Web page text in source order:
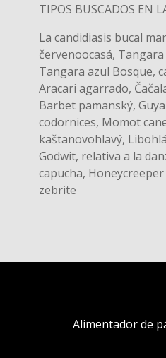
TIPOS BUSCADOS EN
La candidiasis bucal
červenoocasá,
Tangara azul Bosque,
Aracari agarrado,
Barbet pamanský,
codornices, Momot
kaštanovohlavý,
Godwit, relativa a la
capucha,
zebrite
Alimentador de